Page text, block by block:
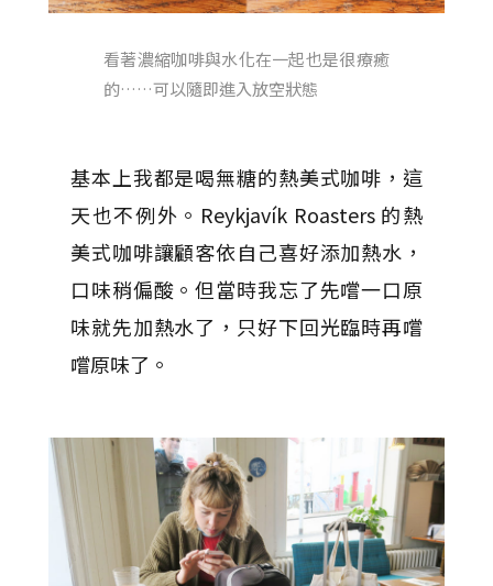
看著濃縮咖啡與水化在一起也是很療癒
的……可以隨即進入放空狀態
基本上我都是喝無糖的熱美式咖啡，這
天也不例外。Reykjavík Roasters 的熱
美式咖啡讓顧客依自己喜好添加熱水，
口味稍偏酸。但當時我忘了先嚐一口原
味就先加熱水了，只好下回光臨時再嚐
嚐原味了。